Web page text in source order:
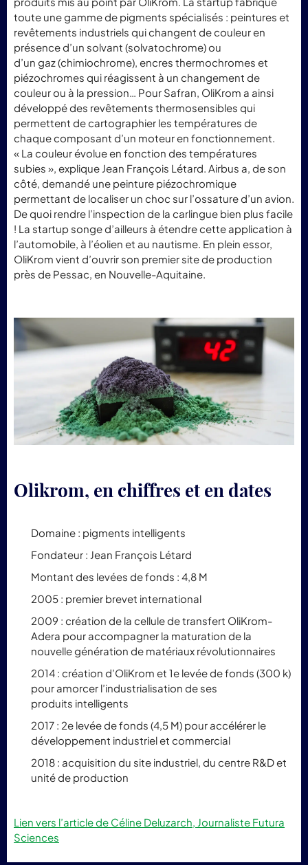
toute une gamme de pigments spécialisés : peintures et
revêtements industriels qui changent de couleur en
présence d’un solvant (solvatochrome) ou
d’un gaz (chimiochrome), encres thermochromes et
piézochromes qui réagissent à un changement de
couleur ou à la pression… Pour Safran, OliKrom a ainsi
développé des revêtements thermosensibles qui
permettent de cartographier les températures de
chaque composant d’un moteur en fonctionnement.
« La couleur évolue en fonction des températures
subies », explique Jean François Létard. Airbus a, de son
côté, demandé une peinture piézochromique
permettant de localiser un choc sur l’ossature d’un avion.
De quoi rendre l’inspection de la carlingue bien plus facile
! La startup songe d’ailleurs à étendre cette application à
l’automobile, à l’éolien et au nautisme. En plein essor,
OliKrom vient d’ouvrir son premier site de production
près de Pessac, en Nouvelle-Aquitaine.
Olikrom, en chiffres et en dates
Domaine : pigments intelligents
Fondateur : Jean François Létard
Montant des levées de fonds : 4,8 M
2005 : premier brevet international
2009 : création de la cellule de transfert OliKrom-
Adera pour accompagner la maturation de la
nouvelle génération de matériaux révolutionnaires
2014 : création d’OliKrom et 1e levée de fonds (300 k)
pour amorcer l’industrialisation de ses
produits intelligents
2017 : 2e levée de fonds (4,5 M) pour accélérer le
développement industriel et commercial
2018 : acquisition du site industriel, du centre R&D et
unité de production
Lien vers l’article de Céline Deluzarch, Journaliste Futura
Sciences